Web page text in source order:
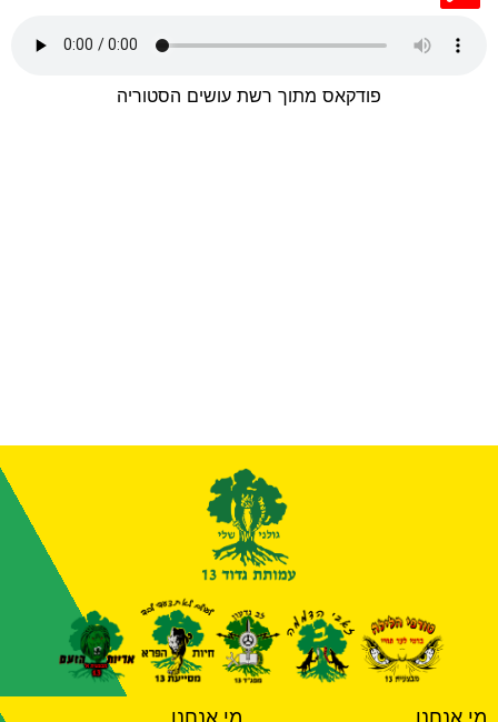
פודקאס מתוך רשת עושים הסטוריה
מי אנחנו מי אנחנו